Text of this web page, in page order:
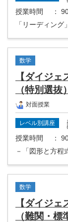
授業時間
：
「リーディン
数学
【ダイジ
（特別選抜）
対面授業
レベル別講座
授業時間
：
－「図形と方程
数学
【ダイジ
（難関・標